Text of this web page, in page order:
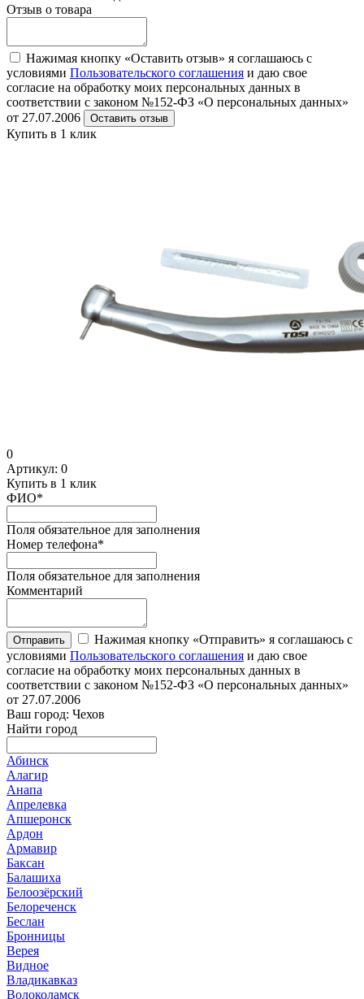
Отзыв о товара
Нажимая кнопку «Оставить отзыв» я соглашаюсь с
условиями Пользовательского соглашения и даю свое
согласие на обработку моих персональных данных в
соответствии с законом №152-ФЗ «О персональных данных»
от 27.07.2006
Оставить отзыв
Купить в 1 клик
0
Артикул: 0
Купить в 1 клик
ФИО*
Поля обязательное для заполнения
Номер телефона*
Поля обязательное для заполнения
Комментарий
Отправить
Нажимая кнопку «Отправить» я соглашаюсь с
условиями Пользовательского соглашения и даю свое
согласие на обработку моих персональных данных в
соответствии с законом №152-ФЗ «О персональных данных»
от 27.07.2006
Ваш город: Чехов
Найти город
Абинск
Алагир
Анапа
Апрелевка
Апшеронск
Ардон
Армавир
Баксан
Балашиха
Белоозёрский
Белореченск
Беслан
Бронницы
Верея
Видное
Владикавказ
Волоколамск